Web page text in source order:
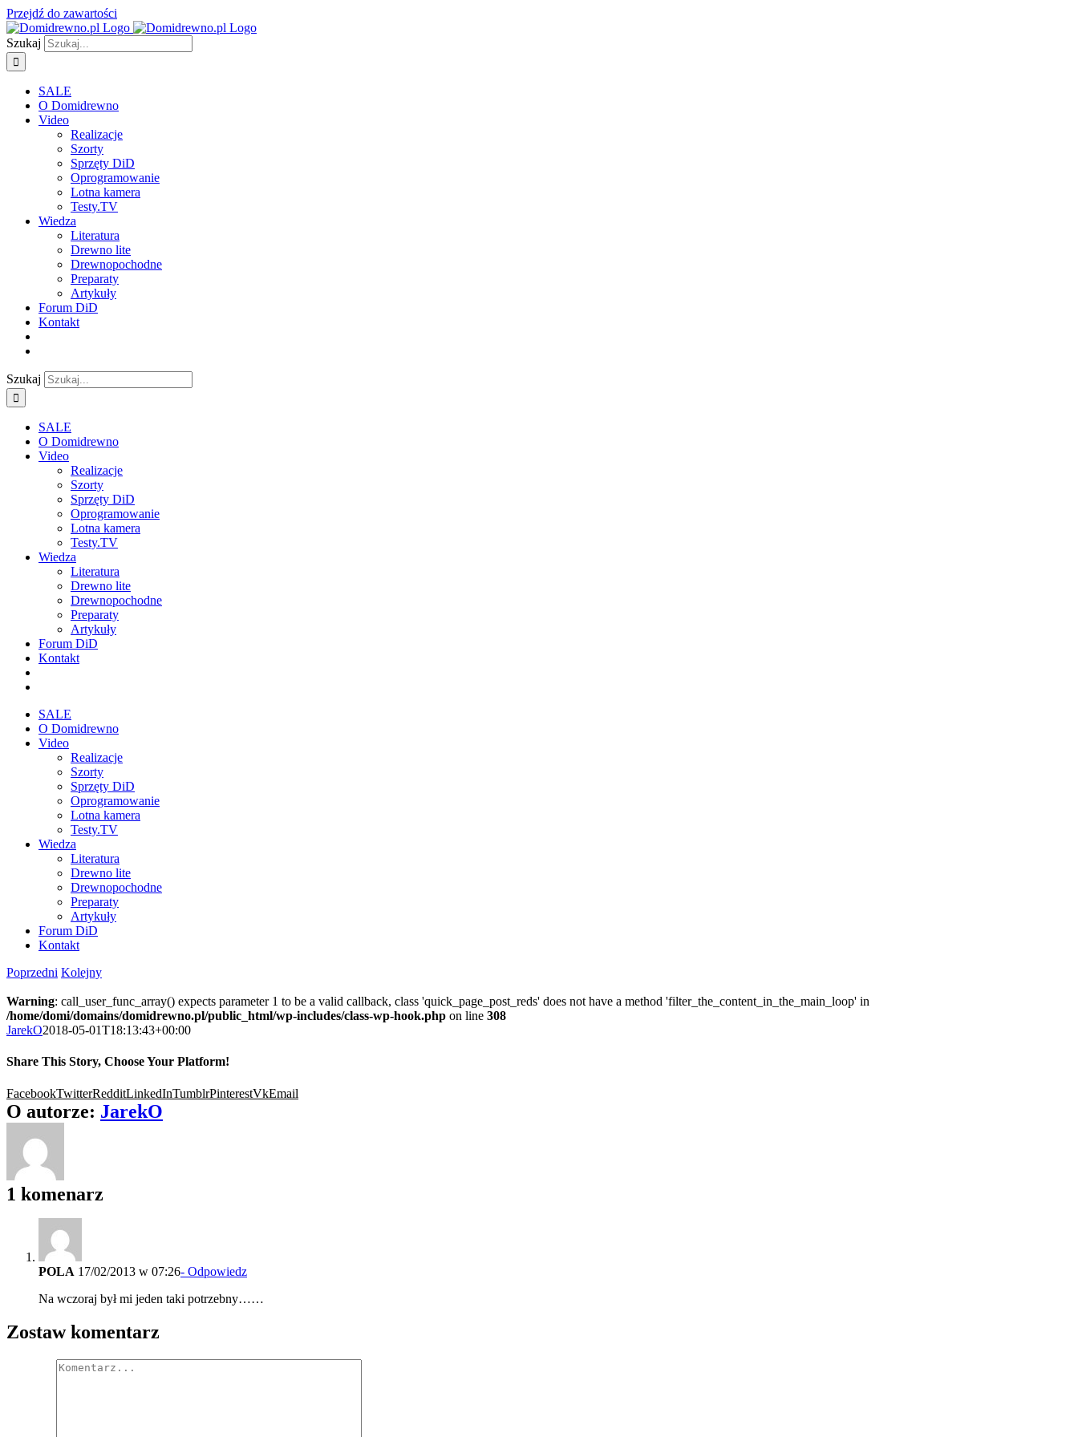
Przejdź do zawartości
Szukaj
SALE
O Domidrewno
Video
Realizacje
Szorty
Sprzęty DiD
Oprogramowanie
Lotna kamera
Testy.TV
Wiedza
Literatura
Drewno lite
Drewnopochodne
Preparaty
Artykuły
Forum DiD
Kontakt
Szukaj
SALE
O Domidrewno
Video
Realizacje
Szorty
Sprzęty DiD
Oprogramowanie
Lotna kamera
Testy.TV
Wiedza
Literatura
Drewno lite
Drewnopochodne
Preparaty
Artykuły
Forum DiD
Kontakt
SALE
O Domidrewno
Video
Realizacje
Szorty
Sprzęty DiD
Oprogramowanie
Lotna kamera
Testy.TV
Wiedza
Literatura
Drewno lite
Drewnopochodne
Preparaty
Artykuły
Forum DiD
Kontakt
Poprzedni Kolejny
Warning: call_user_func_array() expects parameter 1 to be a valid callback, class 'quick_page_post_reds' does not have a method 'filter_the_content_in_the_main_loop' in
/home/domi/domains/domidrewno.pl/public_html/wp-includes/class-wp-hook.php on line 308
JarekO2018-05-01T18:13:43+00:00
Share This Story, Choose Your Platform!
FacebookTwitterRedditLinkedInTumblrPinterestVkEmail
O autorze: JarekO
1 komenarz
POLA 17/02/2013 w 07:26- Odpowiedz
Na wczoraj był mi jeden taki potrzebny……
Zostaw komentarz